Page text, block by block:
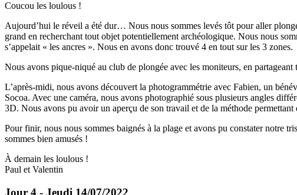
Coucou les loulous !
Aujourd’hui le réveil a été dur… Nous nous sommes levés tôt pour aller
grand en recherchant tout objet potentiellement archéologique. Nous nous
s’appelait « les ancres ». Nous en avons donc trouvé 4 en tout sur les 3 zones.
Nous avons pique-niqué au club de plongée avec les moniteurs, en
L’après-midi, nous avons découvert la photogrammétrie avec Fabien, un
Socoa. Avec une caméra, nous avons photographié sous plusieurs angles
3D. Nous avons pu avoir un aperçu de son travail et de la méthode
Pour finir, nous nous sommes baignés à la plage et avons pu constater notre
sommes bien amusés !
À demain les loulous !
Paul et Valentin
Jour 4 - Jeudi 14/07/2022